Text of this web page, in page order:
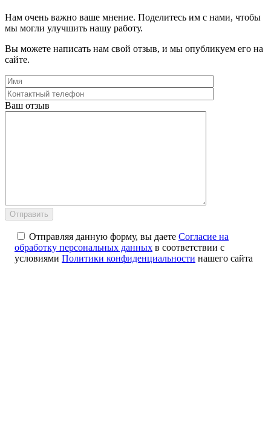
Нам очень важно ваше мнение. Поделитесь им с нами, чтобы
мы могли улучшить нашу работу.
Вы можете написать нам свой отзыв, и мы опубликуем его на
сайте.
Ваш отзыв
Отправляя данную форму, вы даете Согласие на
обработку персональных данных в соответствии с
условиями Политики конфиденциальности нашего сайта